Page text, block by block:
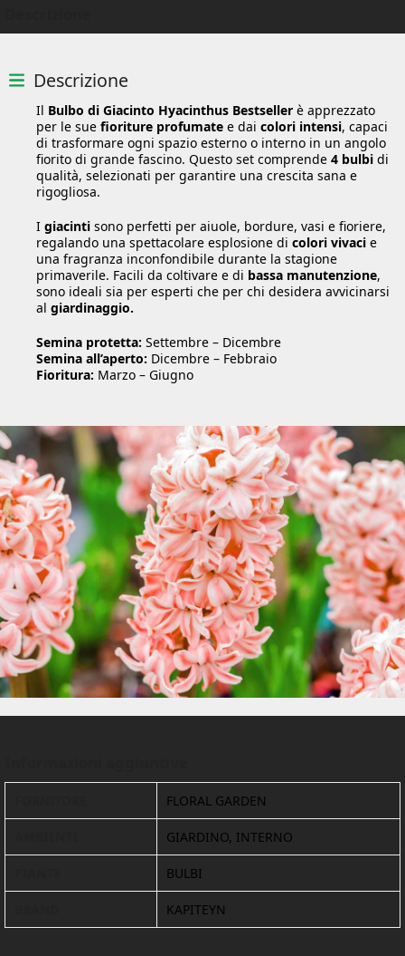
Descrizione
Il Bulbo di Giacinto Hyacinthus Bestseller è apprezzato
per le sue fioriture profumate e dai colori intensi, capaci
di trasformare ogni spazio esterno o interno in un angolo
fiorito di grande fascino. Questo set comprende 4 bulbi di
qualità, selezionati per garantire una crescita sana e
rigogliosa.
I giacinti sono perfetti per aiuole, bordure, vasi e fioriere,
regalando una spettacolare esplosione di colori vivaci e
una fragranza inconfondibile durante la stagione
primaverile. Facili da coltivare e di bassa manutenzione,
sono ideali sia per esperti che per chi desidera avvicinarsi
al giardinaggio.
Semina protetta: Settembre – Dicembre
Semina all’aperto: Dicembre – Febbraio
Fioritura: Marzo – Giugno
FLORAL GARDEN
GIARDINO, INTERNO
BULBI
KAPITEYN